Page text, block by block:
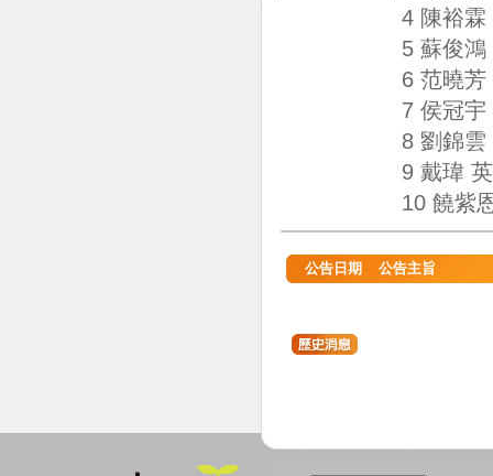
4 陳裕霖
5 蘇俊
6 范曉
7 侯冠
8 劉錦
9 戴瑋
10 饒紫
公告日期 公告主旨